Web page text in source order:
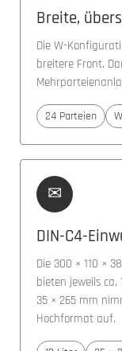
Breite,
Die W-
breitere Front.
24 Parteien
✉
DIN-C4-
Die 300 × 110 ×
bieten jeweils
35 × 265 mm
Hochformat auf.